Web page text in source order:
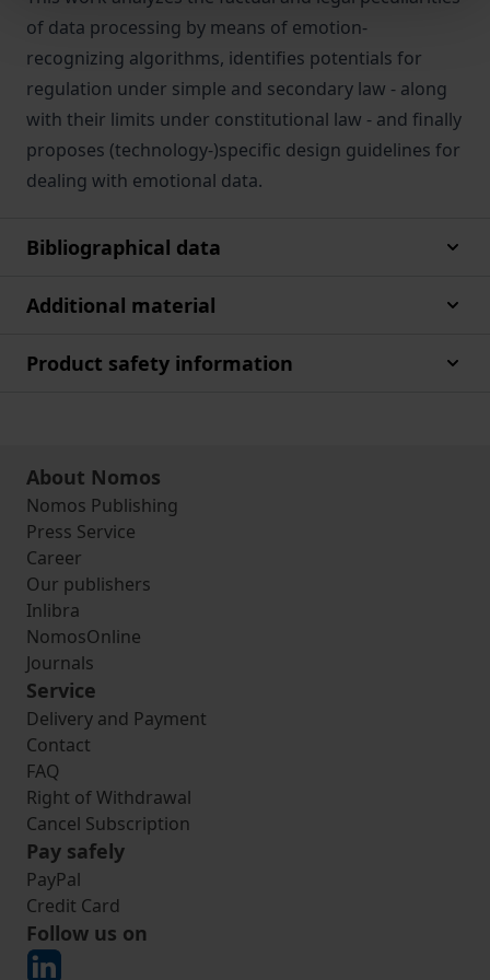
of data processing by means of emotion-
recognizing algorithms, identifies potentials for
regulation under simple and secondary law - along
with their limits under constitutional law - and finally
proposes (technology-)specific design guidelines for
dealing with emotional data.
Bibliographical data
Additional material
Product safety information
About Nomos
Nomos Publishing
Press Service
Career
Our publishers
Inlibra
NomosOnline
Journals
Service
Delivery and Payment
Contact
FAQ
Right of Withdrawal
Cancel Subscription
Pay safely
PayPal
Credit Card
Follow us on